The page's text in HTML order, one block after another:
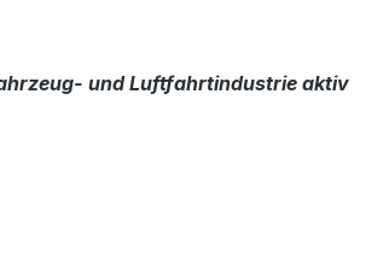
und Luftfahrtindustrie aktiv